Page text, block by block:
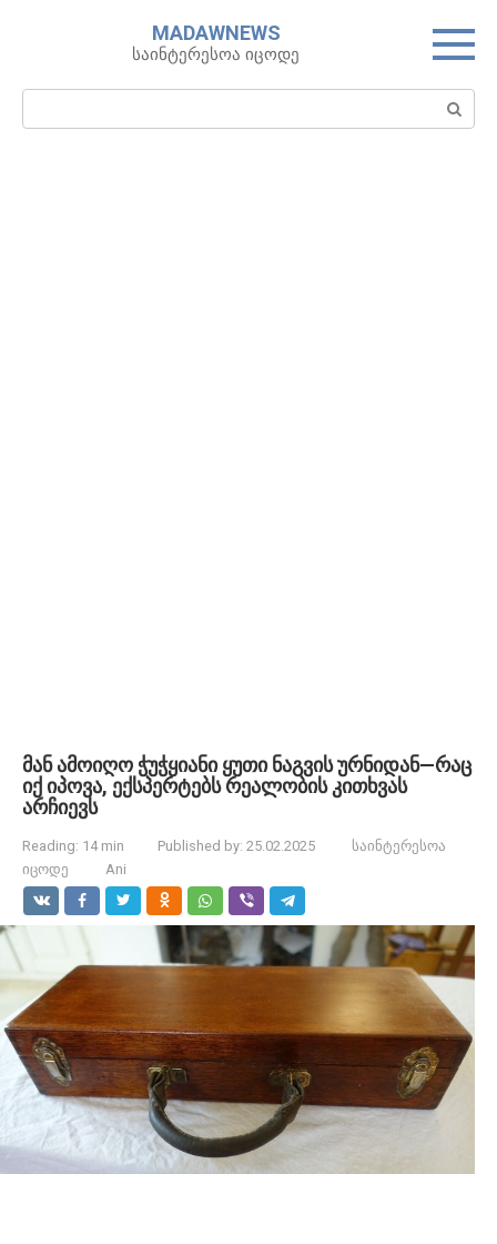
MADAWNEWS
საინტერესოა იცოდე
Search:
მან ამოიღო ჭუჭყიანი ყუთი ნაგვის ურნიდან—რაც
იქ იპოვა, ექსპერტებს რეალობის კითხვას
არჩიევს
Reading: 14 min Published by: 25.02.2025
საინტერესოა
იცოდე
Ani